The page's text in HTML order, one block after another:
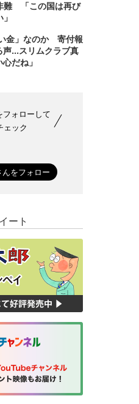
難 「この国は再び
金」なのか 寄付報
...スリムクラブ真
だね」
フォローして
ェック
ート